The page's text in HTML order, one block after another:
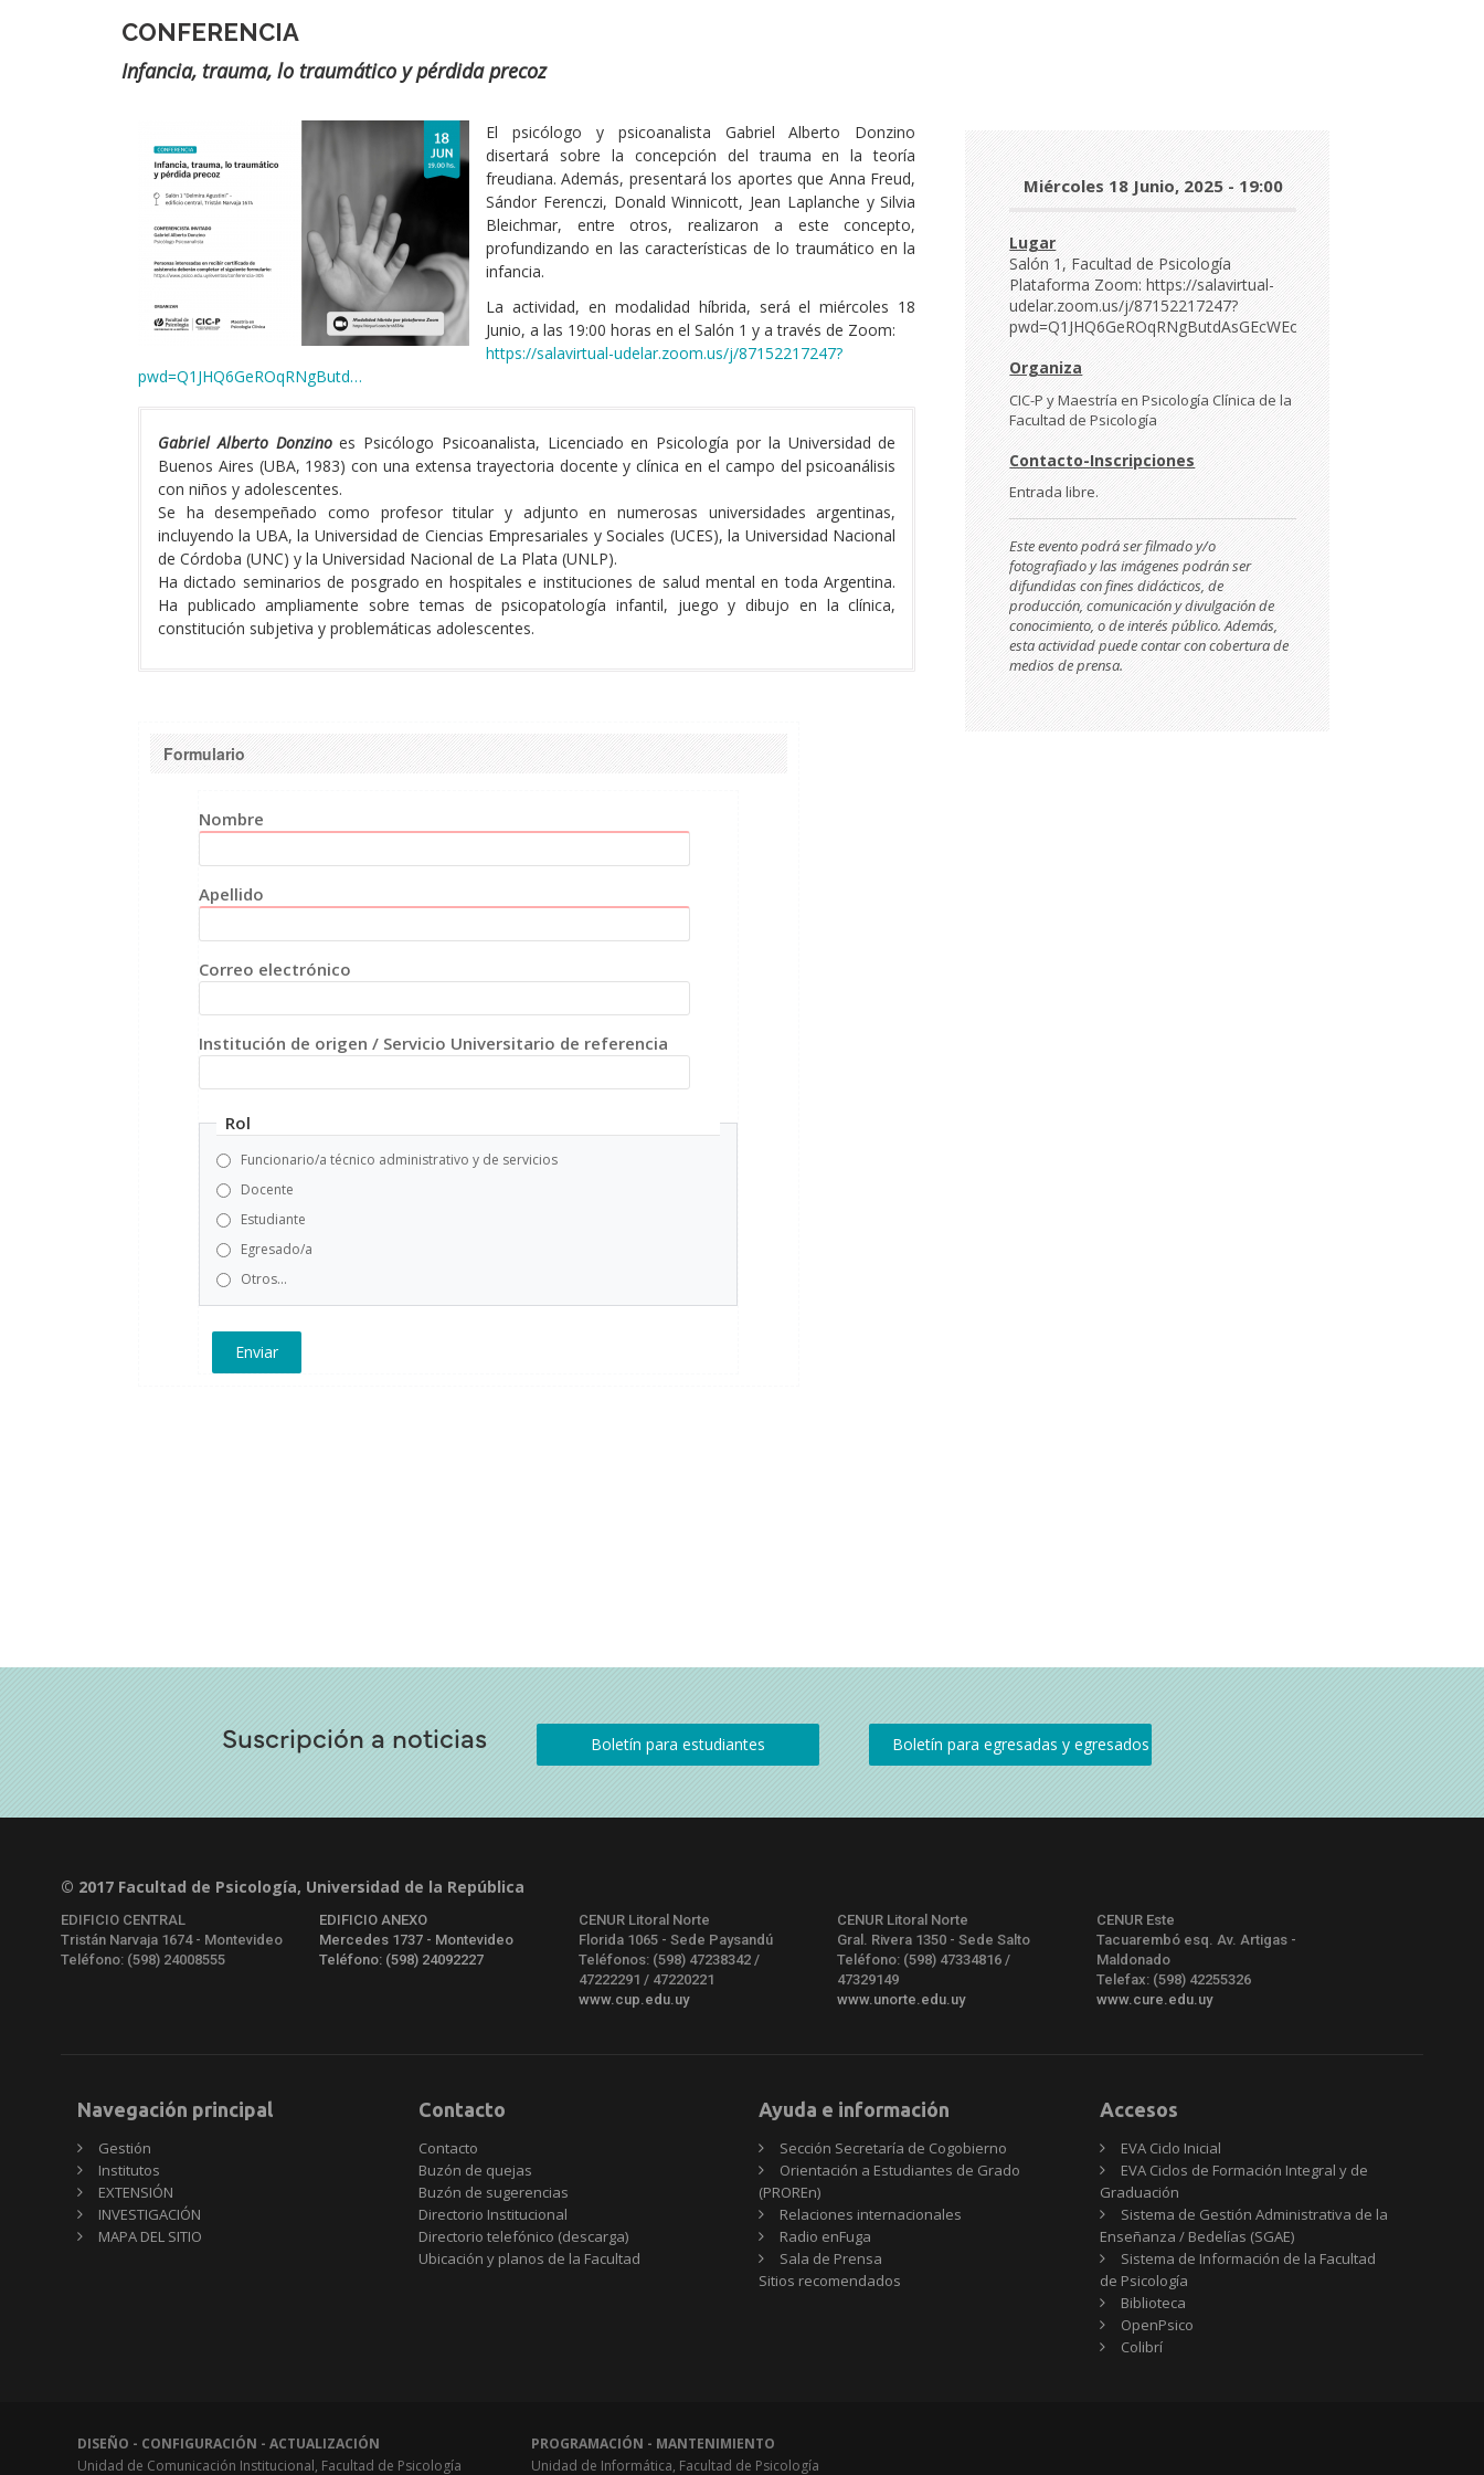
CONFERENCIA
Subtítulo
Infancia, trauma, lo traumático y pérdida precoz
Día
y
hora
Miércoles 18 Junio, 2025 - 19:00
Lugar
Salón 1, Facultad de Psicología
Plataforma Zoom: https://salavirtual-
udelar.zoom.us/j/87152217247?
pwd=Q1JHQ6GeROqRNgButdAsGEcWEojnPi.1
Organiza
CIC-P y Maestría en Psicología Clínica de la
Facultad de Psicología
Contacto-Inscripciones
Entrada libre.
Este evento podrá ser filmado y/o
fotografiado y las imágenes podrán ser
difundidas con fines didácticos, de
producción, comunicación y divulgación de
conocimiento, o de interés público. Además,
esta actividad puede contar con cobertura de
medios de prensa.
El psicólogo y psicoanalista Gabriel Alberto Donzino
disertará sobre la concepción del trauma en la teoría
freudiana. Además, presentará los aportes que Anna Freud,
Sándor Ferenczi, Donald Winnicott, Jean Laplanche y Silvia
Bleichmar, entre otros, realizaron a este concepto,
profundizando en las características de lo traumático en la
infancia.
La actividad, en modalidad híbrida, será el miércoles 18
Junio, a las 19:00 horas en el Salón 1 y a través de Zoom:
https://salavirtual-udelar.zoom.us/j/87152217247?
pwd=Q1JHQ6GeROqRNgButd…
de
los/as
Dictantes
Gabriel Alberto Donzinoes Psicólogo Psicoanalista, Licenciado en Psicología por la Universidad de
Buenos Aires (UBA, 1983) con una extensa trayectoria docente y clínica en el campo del psicoanálisis
con niños y adolescentes.
Se ha desempeñado como profesor titular y adjunto en numerosas universidades argentinas,
incluyendo la UBA, la Universidad de Ciencias Empresariales y Sociales (UCES), la Universidad Nacional
de Córdoba (UNC) y la Universidad Nacional de La Plata (UNLP).
Ha dictado seminarios de posgrado en hospitales e instituciones de salud mental en toda Argentina.
Ha publicado ampliamente sobre temas de psicopatología infantil, juego y dibujo en la clínica,
constitución subjetiva y problemáticas adolescentes.
Formulario
Nombre
Apellido
Correo electrónico
Institución de origen / Servicio Universitario de referencia
Rol
Funcionario/a técnico administrativo y de servicios
Docente
Estudiante
Egresado/a
Otros...
Suscripción a noticias
© 2017 Facultad de Psicología, Universidad de la República
EDIFICIO CENTRAL
Tristán Narvaja 1674 - Montevideo
Teléfono: (598) 24008555
EDIFICIO ANEXO
Mercedes 1737 - Montevideo
Teléfono: (598) 24092227
CENUR Litoral Norte
Florida 1065 - Sede Paysandú
Teléfonos: (598) 47238342 /
47222291 / 47220221
www.cup.edu.uy
CENUR Litoral Norte
Gral. Rivera 1350 - Sede Salto
Teléfono: (598) 47334816 /
47329149
www.unorte.edu.uy
CENUR Este
Tacuarembó esq. Av. Artigas -
Maldonado
Telefax: (598) 42255326
www.cure.edu.uy
Navegación principal
Gestión
Institutos
EXTENSIÓN
INVESTIGACIÓN
MAPA DEL SITIO
Contacto
Contacto
Buzón de quejas
Buzón de sugerencias
Directorio Institucional
Directorio telefónico (descarga)
Ubicación y planos de la Facultad
Ayuda e información
Sección Secretaría de Cogobierno
Orientación a Estudiantes de Grado
(PROREn)
Relaciones internacionales
Radio enFuga
Sala de Prensa
Sitios
Sitios recomendados
Accesos
EVA Ciclo Inicial
EVA Ciclos de Formación Integral y de
Graduación
Sistema de Gestión Administrativa de la
Enseñanza / Bedelías (SGAE)
Sistema de Información de la Facultad
de Psicología
Biblioteca
OpenPsico
Colibrí
DISEÑO - CONFIGURACIÓN - ACTUALIZACIÓN
Unidad de Comunicación Institucional, Facultad de Psicología
PROGRAMACIÓN - MANTENIMIENTO
Unidad de Informática, Facultad de Psicología